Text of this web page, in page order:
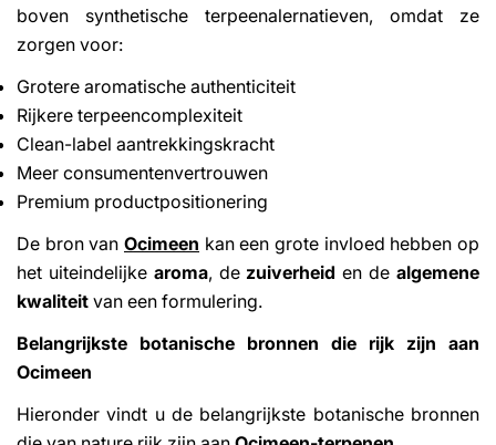
boven synthetische terpeenalernatieven, omdat ze
zorgen voor:
Grotere aromatische authenticiteit
Rijkere terpeencomplexiteit
Clean-label aantrekkingskracht
Meer consumentenvertrouwen
Premium productpositionering
De bron van Ocimeen kan een grote invloed hebben op
het uiteindelijke aroma, de zuiverheid en dealgemene
kwaliteit van een formulering.
Belangrijkste botanische bronnen die rijk zijn aan
Ocimeen
Hieronder vindt u de belangrijkste botanische bronnen